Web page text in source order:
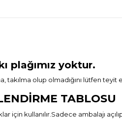
plağımız yoktur.
olup olmadığını lütfen teyit
TABLOSU
için kullanılır.Sadece ambalajı